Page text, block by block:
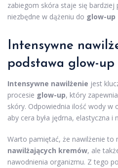
zabiegom skóra staje się bardziej
niezbędne w dążeniu do glow-
Intensywne
podstawa glow-up
Intensywne nawilżenie jest
procesie glow-up, który
skóry. Odpowiednia ilość wody w
aby cera była jędrna, elastyczna
Warto pamiętać, że nawilżenie to
nawilżających kremów, ale
nawodnienia organizmu. Z tego